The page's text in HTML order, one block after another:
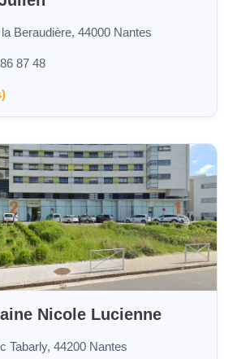
Beraudière, 44000 Nantes
87 48
Nicole Lucienne
Tabarly, 44200 Nantes